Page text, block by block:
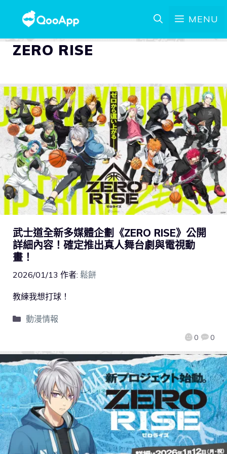
MENU
ZERO RISE
武士道全新多媒體企劃《ZERO RISE》公開
詳細內容！確定推出真人舞台劇與電視動
畫！
2026/01/13 作者: 鬆餅
0 0
教練我想打球！
動漫情報